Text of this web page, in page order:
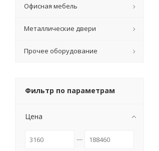
Офисная мебель
Металлические двери
Прочее оборудование
Фильтр по параметрам
Цена